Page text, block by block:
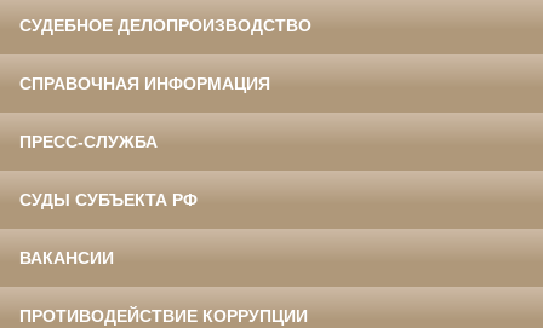
СУДЕБНОЕ ДЕЛОПРОИЗВОДСТВО
СПРАВОЧНАЯ ИНФОРМАЦИЯ
ПРЕСС-СЛУЖБА
СУДЫ СУБЪЕКТА РФ
ВАКАНСИИ
ПРОТИВОДЕЙСТВИЕ КОРРУПЦИИ